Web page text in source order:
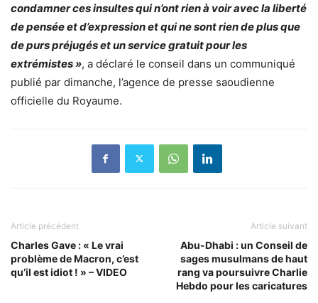
condamner ces insultes qui n’ont rien à voir avec la liberté
de pensée et d’expression et qui ne sont rien de plus que
de purs préjugés et un service gratuit pour les
extrémistes », a déclaré le conseil dans un communiqué
publié par dimanche, l’agence de presse saoudienne
officielle du Royaume.
Article précédent
Charles Gave : « Le vrai
problème de Macron, c’est
qu’il est idiot ! » – VIDEO
Article suivant
Abu-Dhabi : un Conseil de
sages musulmans de haut
rang va poursuivre Charlie
Hebdo pour les caricatures